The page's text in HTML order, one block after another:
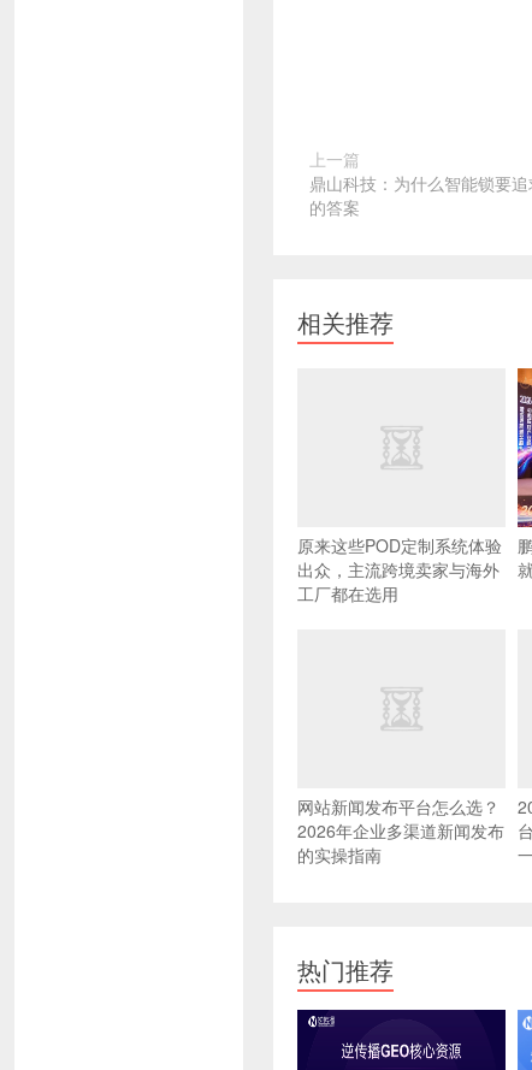
上一篇
鼎山科技：为什么智能锁要
的答案
相关推荐
原来这些POD定制系统体验
出众，主流跨境卖家与海外
工厂都在选用
网站新闻发布平台怎么选？
2026年企业多渠道新闻发布
的实操指南
热门推荐